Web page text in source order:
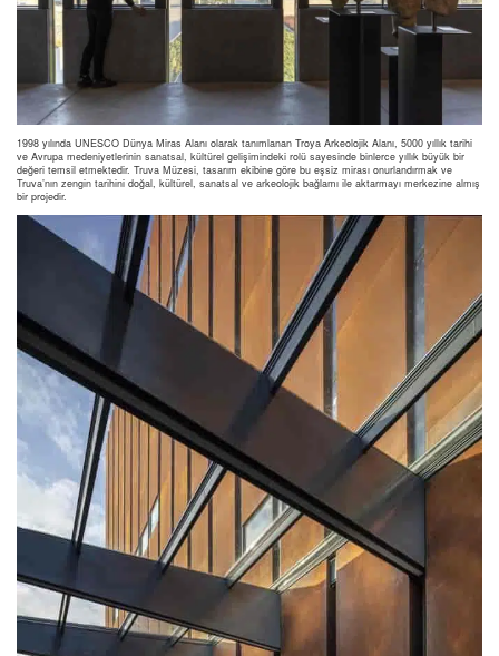
1998 yılında UNESCO Dünya Miras Alanı olarak tanımlanan Troya Arkeolojik Alanı, 5000 yıllık tarihi
ve Avrupa medeniyetlerinin sanatsal, kültürel gelişimindeki rolü sayesinde binlerce yıllık büyük bir
değeri temsil etmektedir. Truva Müzesi, tasarım ekibine göre bu eşsiz mirası onurlandırmak ve
Truva’nın zengin tarihini doğal, kültürel, sanatsal ve arkeolojik bağlamı ile aktarmayı merkezine almış
bir projedir.